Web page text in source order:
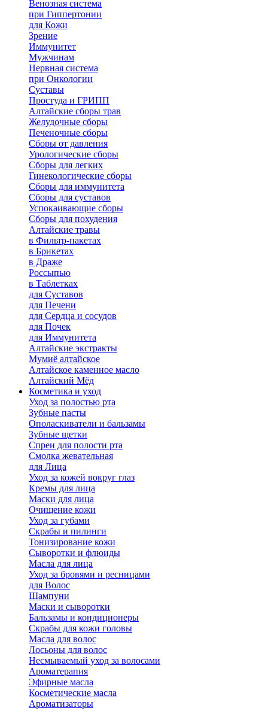
Венозная система
при Гиппертонии
для Кожи
Зрение
Иммунитет
Мужчинам
Нервная система
при Онкологии
Суставы
Простуда и ГРИПП
Алтайские сборы трав
Желудочные сборы
Печеночные сборы
Сборы от давления
Урологические сборы
Сборы для легких
Гинекологические сборы
Сборы для иммунитета
Сборы для суставов
Успокаивающие сборы
Сборы для похудения
Алтайские травы
в Фильтр-пакетах
в Брикетах
в Драже
Россыпью
в Таблетках
для Cуставов
для Печени
для Сердца и сосудов
для Почек
для Иммунитета
Алтайские экстракты
Мумиё алтайское
Алтайское каменное масло
Алтайский Мёд
Косметика и уход
Уход за полостью рта
Зубные пасты
Ополаскиватели и бальзамы
Зубные щетки
Спреи для полости рта
Смолка жевательная
для Лица
Уход за кожей вокруг глаз
Кремы для лица
Маски для лица
Очищение кожи
Уход за губами
Скрабы и пилинги
Тонизирование кожи
Сыворотки и флюиды
Масла для лица
Уход за бровями и ресницами
для Волос
Шампуни
Маски и сыворотки
Бальзамы и кондиционеры
Скрабы для кожи головы
Масла для волос
Лосьоны для волос
Несмываемый уход за волосами
Ароматерапия
Эфирные масла
Косметические масла
Ароматизаторы